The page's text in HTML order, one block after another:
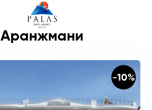
Аранжмани
-10%